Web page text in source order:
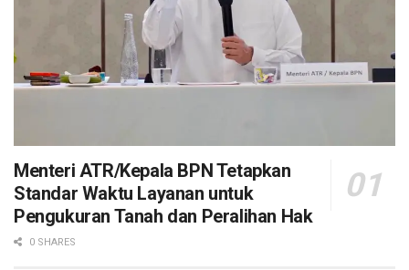
Menteri ATR/Kepala BPN Tetapkan
Standar Waktu Layanan untuk
Pengukuran Tanah dan Peralihan Hak
0 SHARES